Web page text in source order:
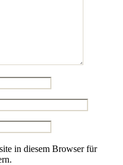
in diesem Browser für